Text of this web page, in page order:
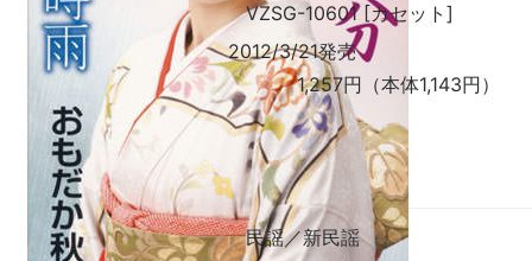
VZSG-10601 [カセット]
2012/3/21発売
1,257円（本体1,143円）
民謡／新民謡